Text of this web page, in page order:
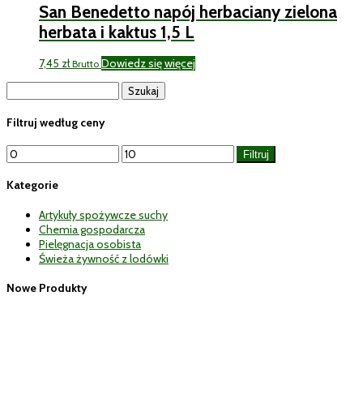
San Benedetto napój herbaciany zielona
herbata i kaktus 1,5 L
7,45 zł Brutto Dowiedz się więcej
Filtruj według ceny
Cena
min
Cena
max
Filtruj
Kategorie
Artykuły spożywcze suchy
Chemia gospodarcza
Pielęgnacja osobista
Świeża żywność z lodówki
Nowe Produkty